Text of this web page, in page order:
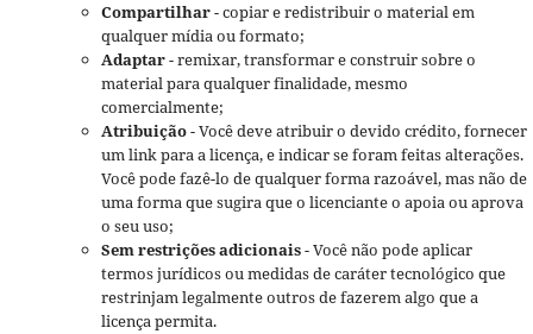
Compartilhar- copiar e redistribuir o material em
qualquer mídia ou formato;
Adaptar- remixar, transformar e construir sobre o
material para qualquer finalidade, mesmo
comercialmente;
Atribuição- Você deve atribuir o devido crédito, fornecer
um link para a licença, e indicar se foram feitas alterações.
Você pode fazê-lo de qualquer forma razoável, mas não de
uma forma que sugira que o licenciante o apoia ou aprova
o seu uso;
Sem restrições adicionais- Você não pode aplicar
termos jurídicos ou medidas de caráter tecnológico que
restrinjam legalmente outros de fazerem algo que a
licença permita.